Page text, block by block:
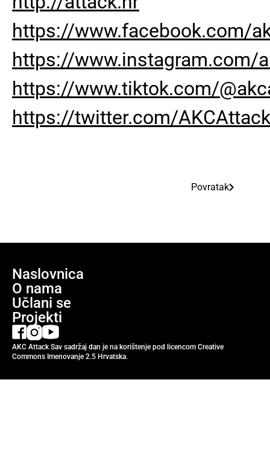
https://www.facebook.com/
https://www.instagram.com/
https://www.tiktok.com/
https://twitter.com/AKCAttack
Povratak
Naslovnica
O nama
Učlani se
Projekti
AKC Attack Sav sadržaj dan je na korištenje pod licencom Creative
Commons Imenovanje 2.5 Hrvatska.